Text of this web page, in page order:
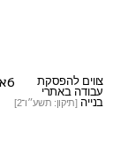
6א.
צווים להפסקת
עבודה באתרי
בנייה[תיקון: תשע״ו־2]